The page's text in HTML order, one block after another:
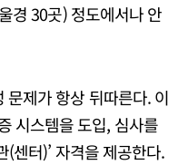
경 30곳) 정도에서나 안
제가 항상 뒤따른다. 이
시스템을 도입, 심사를
(센터)’ 자격을 제공한다.